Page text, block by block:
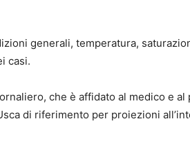
generali, temperatura,
casi.
che è affidato al medico e al
di riferimento per proiezioni